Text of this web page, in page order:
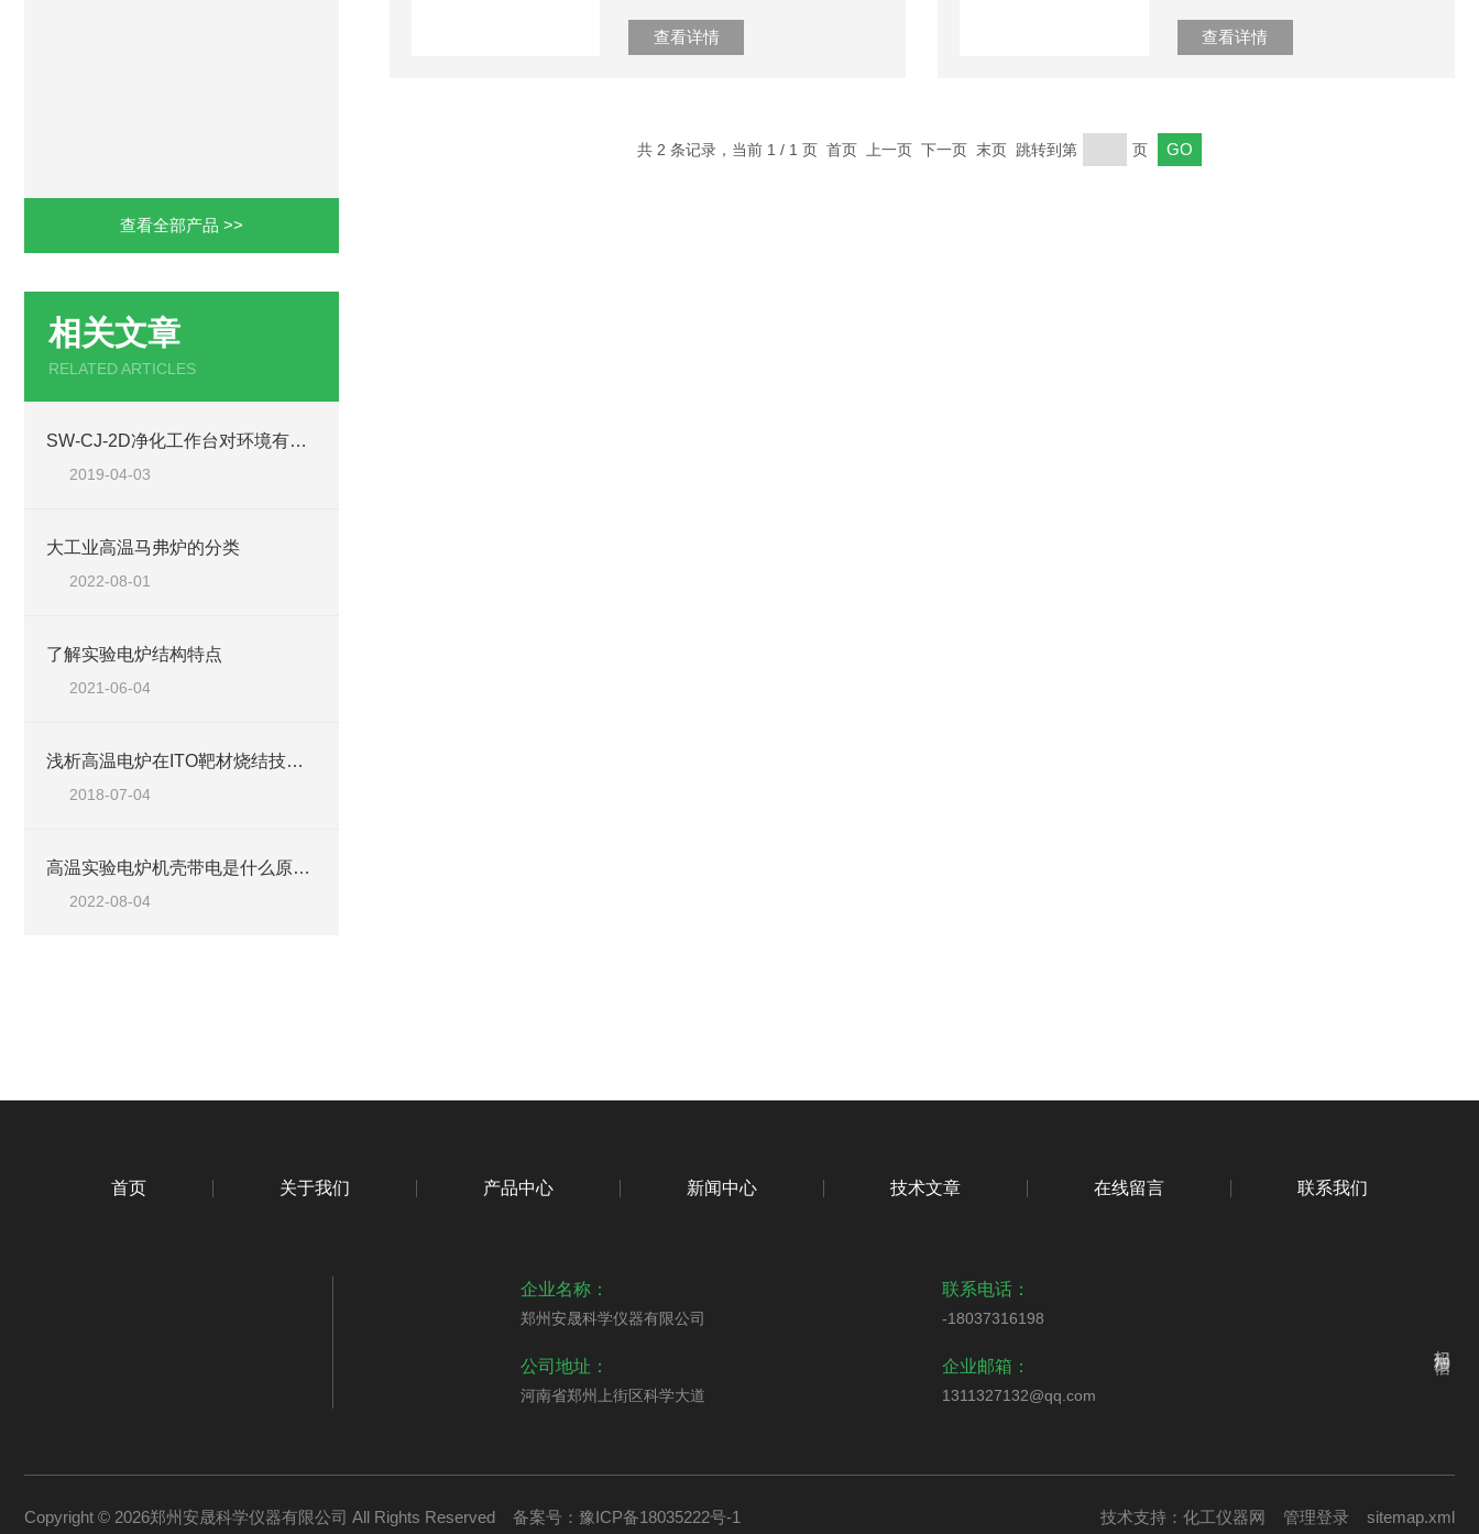
查看全部产品 >>
相关文章
RELATED ARTICLES
SW-CJ-2D净化工作台对环境有要求
2019-04-03
大工业高温马弗炉的分类
2022-08-01
了解实验电炉结构特点
2021-06-04
浅析高温电炉在ITO靶材烧结技术上的优势
2018-07-04
高温实验电炉机壳带电是什么原因？
2022-08-04
查看详情 查看详情
共 2 条记录，当前 1 / 1 页 首页 上一页 下一页 末页 跳转到第 页
首页 关于我们 产品中心 新闻中心 技术文章 在线留言 联系我们
企业名称：
郑州安晟科学仪器有限公司
联系电话：
-18037316198
公司地址：
河南省郑州上街区科学大道
企业邮箱：
1311327132@qq.com
Copyright © 2026郑州安晟科学仪器有限公司 All Rights Reserved 备案号：豫ICP备18035222号-1 技术支持： 化工仪器网 管理登录 sitemap.xml